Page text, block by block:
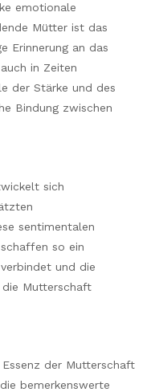
emotionale
Mütter ist das
Erinnerung an das
in Zeiten
der Stärke und des
Bindung zwischen
sich
sentimentalen
so ein
und die
die Mutterschaft
der Mutterschaft
bemerkenswerte